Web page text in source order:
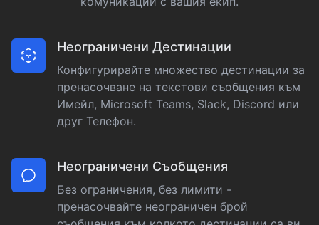
Неограничени Дестинации
Конфигурирайте множество дестинации за
пренасочване на текстови съобщения към
Имейл, Microsoft Teams, Slack, Discord или
друг Телефон.
Неограничени Съобщения
Без ограничения, без лимити -
пренасочвайте неограничен брой